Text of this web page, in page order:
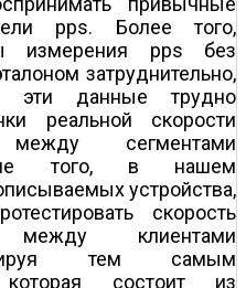
pps. Более того,
измерения pps без
затруднительно,
эти данные трудно
реальной скорости
сегментами
того, в нашем
устройства,
скорость
клиентами
тем самым
состоит из